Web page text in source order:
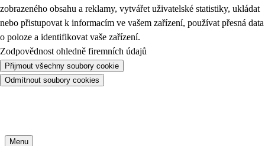
zobrazeného obsahu a reklamy, vytvářet uživatelské statistiky, ukládat
nebo přistupovat k informacím ve vašem zařízení, používat přesná data
o poloze a identifikovat vaše zařízení.
Zodpovědnost ohledně firemních údajů
Přijmout všechny soubory cookie
Odmítnout soubory cookies
Menu